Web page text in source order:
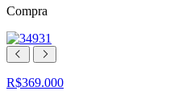
Compra
R$369.000